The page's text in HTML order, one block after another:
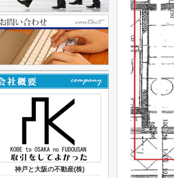
神戸と大阪の不動産(株)